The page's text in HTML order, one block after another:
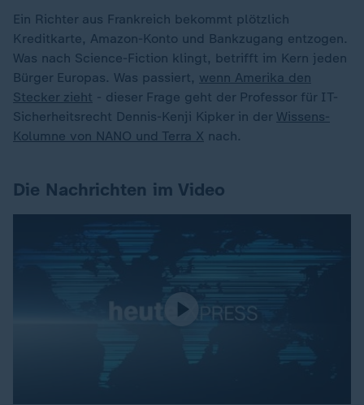
Ein Richter aus Frankreich bekommt plötzlich
Kreditkarte, Amazon-Konto und Bankzugang entzogen.
Was nach Science-Fiction klingt, betrifft im Kern jeden
Bürger Europas. Was passiert, wenn Amerika den
Stecker zieht - dieser Frage geht der Professor für IT-
Sicherheitsrecht Dennis-Kenji Kipker in der Wissens-
Kolumne von NANO und Terra X nach.
Die Nachrichten im Video